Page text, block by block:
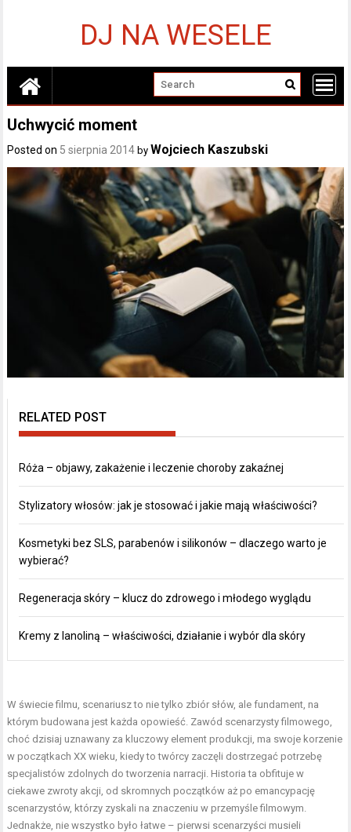
DJ NA WESELE
Uchwycić moment
Posted on 5 sierpnia 2014 by Wojciech Kaszubski
RELATED POST
Róża – objawy, zakażenie i leczenie choroby zakaźnej
Stylizatory włosów: jak je stosować i jakie mają właściwości?
Kosmetyki bez SLS, parabenów i silikonów – dlaczego warto je
wybierać?
Regeneracja skóry – klucz do zdrowego i młodego wyglądu
Kremy z lanoliną – właściwości, działanie i wybór dla skóry
W świecie filmu, scenariusz to nie tylko zbiór słów, ale fundament, na
którym budowana jest każda opowieść. Zawód scenarzysty filmowego,
choć dzisiaj uznawany za kluczowy element produkcji, ma swoje korzenie
w początkach XX wieku, kiedy to twórcy zaczęli dostrzegać potrzebę
specjalistów zdolnych do tworzenia narracji. Historia ta obfituje w
ciekawe zwroty akcji, od skromnych początków aż po emancypację
scenarzystów, którzy zyskali na znaczeniu w przemyśle filmowym.
Jednakże, nie wszystko było łatwe – pierwsi scenarzyści musieli